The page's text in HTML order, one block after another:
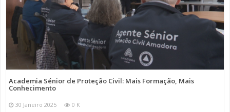
Academia Sénior de Proteção Civil: Mais Formação, Mais
Conhecimento
30 Janeiro 2025 0 K